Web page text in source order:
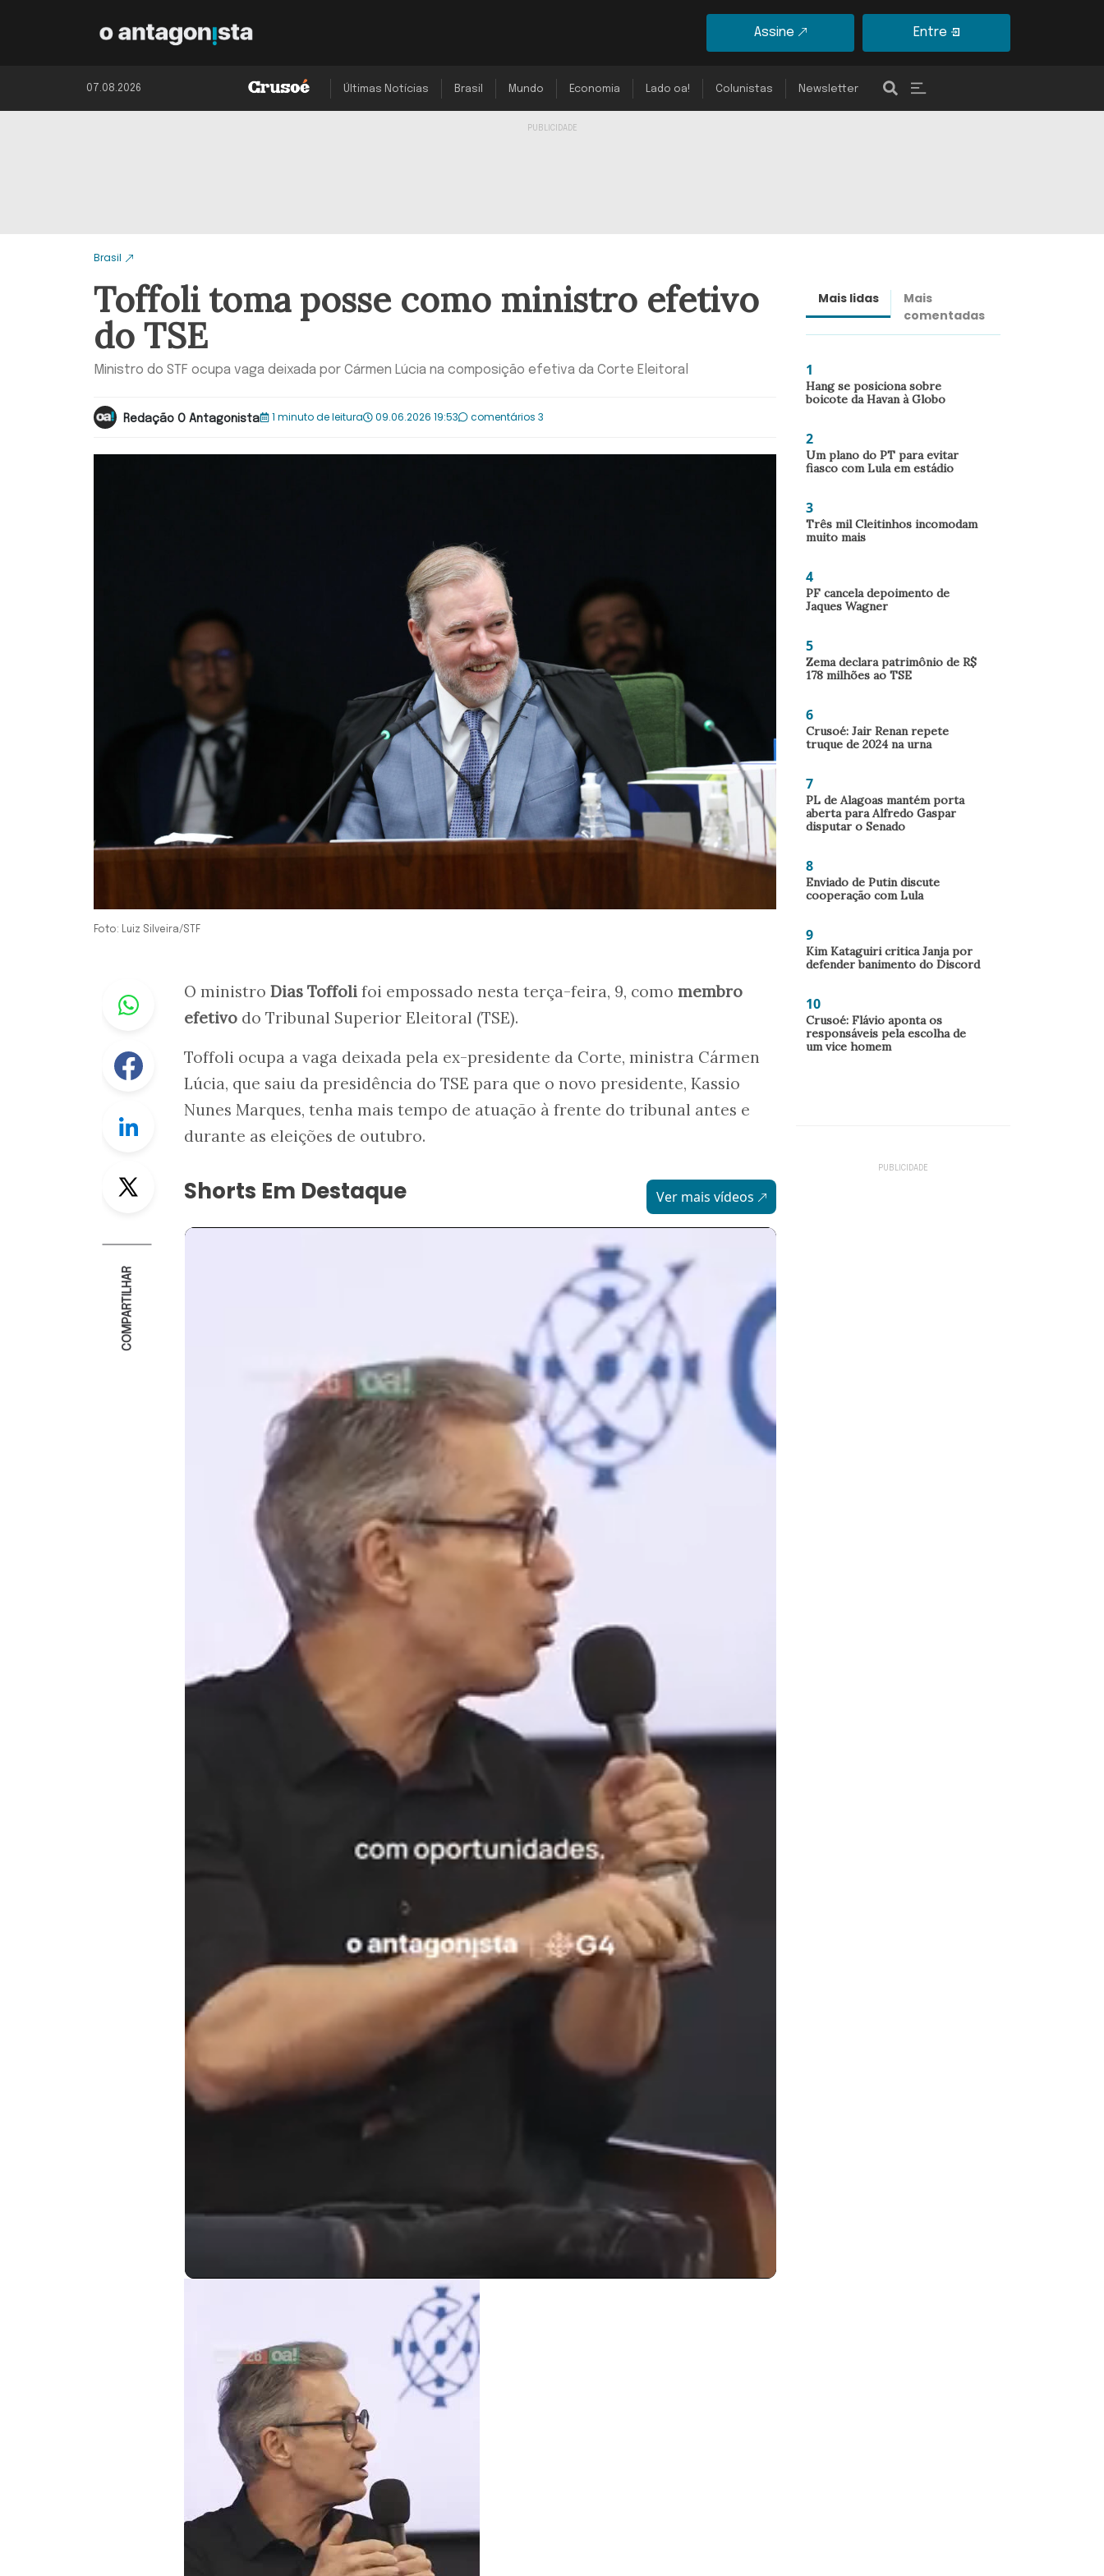
Assine Entre
07.08.2026 Últimas Notícias Brasil Mundo Economia Lado oa! Colunistas Newsletter
Brasil
Toffoli toma posse como ministro efetivo
do TSE
Ministro do STF ocupa vaga deixada por Cármen Lúcia na composição efetiva da Corte Eleitoral
Redação O Antagonista 1 minuto de leitura 09.06.2026 19:53 comentários 3
Foto: Luiz Silveira/STF
Whastapp
Facebook
Linkedin
COMPARTILHAR
O ministro Dias Toffoli foi empossado nesta terça-feira, 9, como membro
efetivo do Tribunal Superior Eleitoral (TSE).
Toffoli ocupa a vaga deixada pela ex-presidente da Corte, ministra Cármen
Lúcia, que saiu da presidência do TSE para que o novo presidente, Kassio
Nunes Marques, tenha mais tempo de atuação à frente do tribunal antes e
durante as eleições de outubro.
Shorts Em Destaque Ver mais vídeos
Mais lidas
Mais
comentadas
1
Hang se posiciona sobre
boicote da Havan à Globo
2
Um plano do PT para evitar
fiasco com Lula em estádio
3
Três mil Cleitinhos incomodam
muito mais
4
PF cancela depoimento de
Jaques Wagner
5
Zema declara patrimônio de R$
178 milhões ao TSE
6
Crusoé: Jair Renan repete
truque de 2024 na urna
7
PL de Alagoas mantém porta
aberta para Alfredo Gaspar
disputar o Senado
8
Enviado de Putin discute
cooperação com Lula
9
Kim Kataguiri critica Janja por
defender banimento do Discord
10
Crusoé: Flávio aponta os
responsáveis pela escolha de
um vice homem